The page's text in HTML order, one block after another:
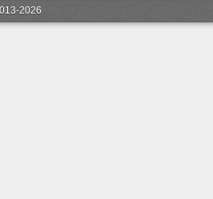
2026